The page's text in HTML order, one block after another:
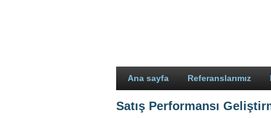
Ana sayfa Referanslarımız
Satış Performansı